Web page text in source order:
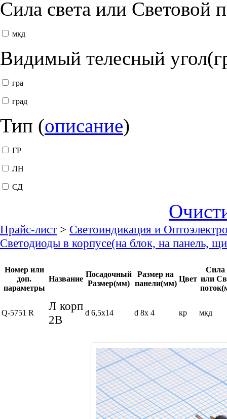
Сила света или Световой
мкд
Видимый телесный
гра
град
Тип (описание)
ГР
ЛН
СД
Прайс-лист > Светоиндикация и
Светодиоды в корпусе(на блок, на панель,
Номер или
доп.
параметры
Название
Посадочный
Размер(мм)
Размер на
панели(мм)
Цвет
Сила
или
Q-5751 R
Л корп
2В
d 6,5x14 d 8x 4 кр мкд